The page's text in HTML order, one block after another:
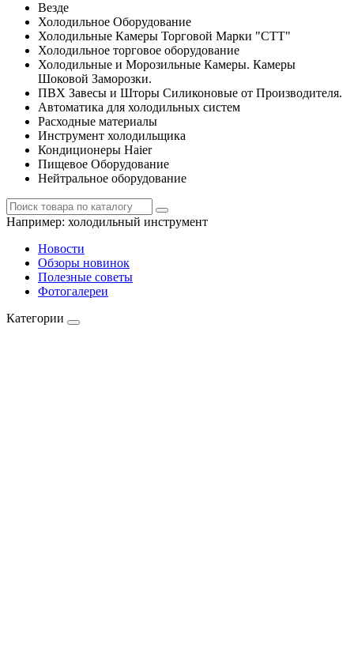
Везде
Холодильное Оборудование
Холодильные Камеры Торговой Марки "СТТ"
Холодильное торговое оборудование
Холодильные и Морозильные Камеры. Камеры
Шоковой Заморозки.
ПВХ Завесы и Шторы Силиконовые от Производителя.
Автоматика для холодильных систем
Расходные материалы
Инструмент холодильщика
Кондиционеры Haier
Пищевое Оборудование
Нейтральное оборудование
Например: холодильный инструмент
Новости
Обзоры новинок
Полезные советы
Фотогалереи
Категории